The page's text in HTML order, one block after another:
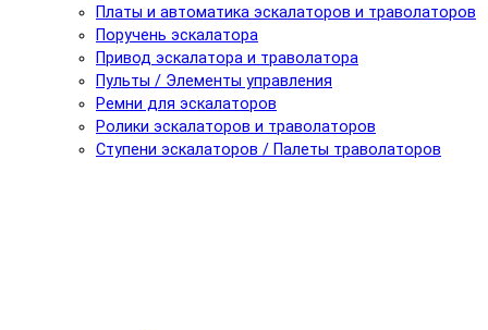
Платы и автоматика эскалаторов и траволаторов
Поручень эскалатора
Привод эскалатора и траволатора
Пульты / Элементы управления
Ремни для эскалаторов
Ролики эскалаторов и траволаторов
Ступени эскалаторов / Палеты траволаторов